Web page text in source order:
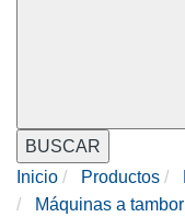
BUSCAR
Inicio
Productos
Máquinas a tambor